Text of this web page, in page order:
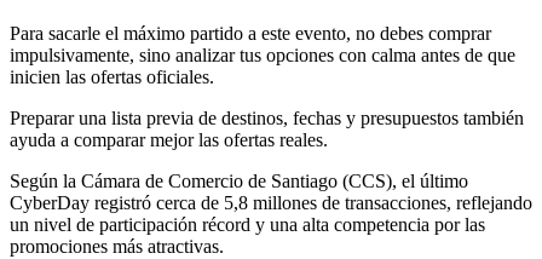
Para sacarle el máximo partido a este evento, no debes comprar
impulsivamente, sino analizar tus opciones con calma antes de que
inicien las ofertas oficiales.
Preparar una lista previa de destinos, fechas y presupuestos también
ayuda a comparar mejor las ofertas reales.
Según la Cámara de Comercio de Santiago (CCS), el último
CyberDay registró cerca de 5,8 millones de transacciones, reflejando
un nivel de participación récord y una alta competencia por las
promociones más atractivas.